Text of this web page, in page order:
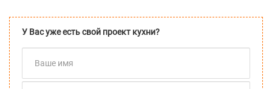
У Вас уже есть свой проект кухни?